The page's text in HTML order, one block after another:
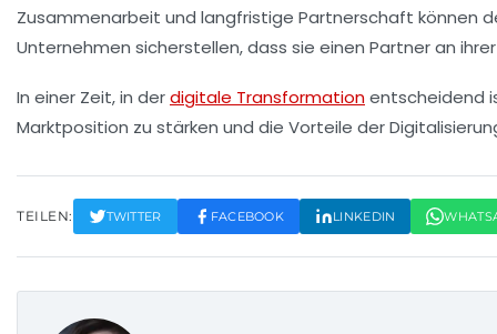
Zusammenarbeit und langfristige Partnerschaft können
Unternehmen sicherstellen, dass sie einen Partner an
In einer Zeit, in derdigitale Transformationentscheidend
Marktposition zu stärken und die Vorteile der
TEILEN: TWITTER FACEBOOK LINKEDIN